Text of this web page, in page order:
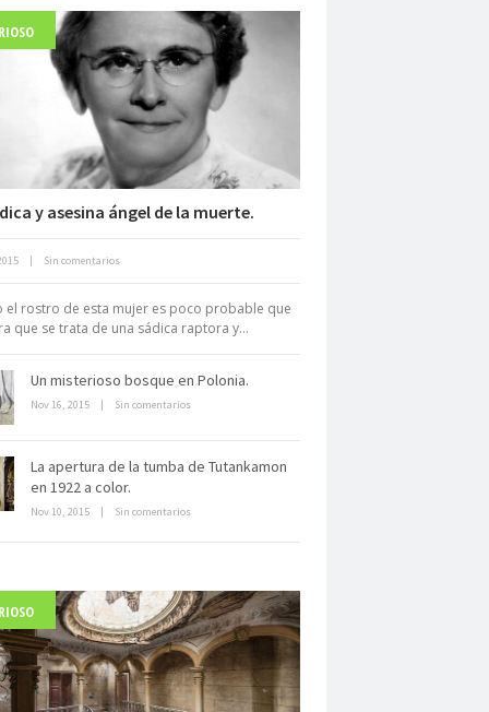
Fuerte abandonado del siglo XIX
para triunfar en el comercio
electrónico
Dentro de un manicomio
abandonado
Acutis, el beato incorrupto de
y asesina ángel de la muerte.
| Sin comentarios
el rostro de esta mujer es poco probable que
que se trata de una sádica raptora y...
Un misterioso bosque en Polonia.
Nov 16, 2015 | Sin comentarios
La apertura de la tumba de Tutankamon
en 1922 a color.
Nov 10, 2015 | Sin comentarios